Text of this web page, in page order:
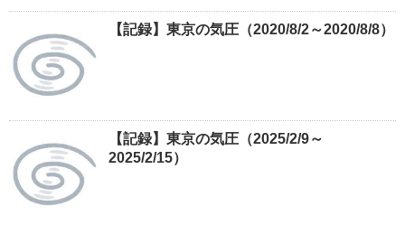
【記録】東京の気圧（2020/8/2～2020/8/8）
【記録】東京の気圧（2025/2/9～
2025/2/15）